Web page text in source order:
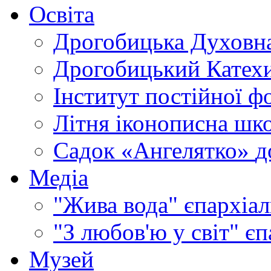
Освіта
Дрогобицька
Дрогобицький
Інститут постійної
Літня іконописна
Садок «Ангелятко»
Медіа
"Жива вода"
"З любов'ю у світ"
Музей